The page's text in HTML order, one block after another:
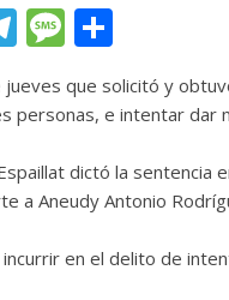
T
e
gr
a
m
M
ss
g
e
o
m
ar
ti
r
que solicitó y
personas, e intentar dar
dictó la sentencia
a Aneudy Antonio
en el delito de